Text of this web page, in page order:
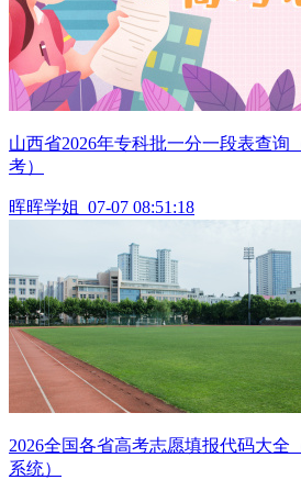
山西省2026年专科批一分一段表查询
考）
晖晖学姐 07-07 08:51:18
2026全国各省高考志愿填报代码大全
系统）